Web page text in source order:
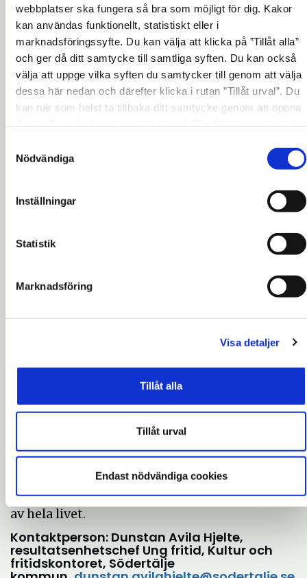
webbplatser ska fungera så bra som möjligt för dig. Kakor
kan användas funktionellt, statistiskt eller i
marknadsföringssyfte. Du kan välja att klicka på ”Tillåt alla”
och ger då ditt samtycke till samtliga syften. Du kan också
välja att uppge vilka syften du samtycker till genom att välja
dessa här nedan och därefter klicka i rutan ”Tillåt urval”. Du
kan när som helst ta tillbaka ditt samtycke genom att öppna
kakorna används och hur vi och våra leverantörer inhämtar
Nödvändiga
Inställningar
Statistik
Marknadsföring
Visa detaljer
Tillåt alla
Tillåt urval
Endast nödvändiga cookies
med personal från Södertälje Stadsscen,
teatersminkning och matlagning. Det finns
även möjlighet för ungdomar att arrangera
och delta i Lan, konserter, basket och att spela
musik i replokaler.
Södertäljes unga får spela
Genom att barn och unga från Södertälje fått
projektet med aktivitetshuset, har de själva
Mosaik.
fritidskontoret på Södertälje kommun, ser
fram emot öppnandet. Hon säger att det är en
stor satsning på Södertäljes barn och unga,
där de får spela huvudrollen i allt som huset
– Genom att öppna Mosaik kan vi ge barn och
intressen, prova nya saker och skapa
värdefulla relationer både med varandra och
vuxna. Vi hoppas att alla Mosaiks
verksamheter ska ge barn och unga
oförglömliga upplevelser som de kan ha glädje
av hela livet.
Kontaktperson: Dunstan Avila Hjelte,
resultatsenhetschef Ung fritid, Kultur och
fritidskontoret, Södertälje